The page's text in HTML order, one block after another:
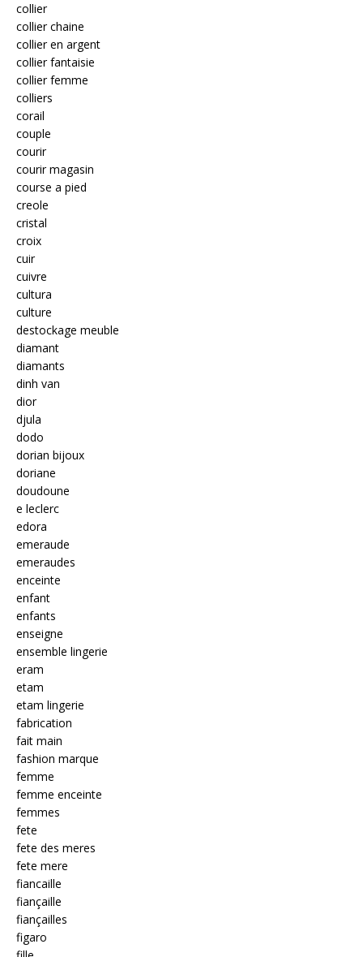
collier
collier chaine
collier en argent
collier fantaisie
collier femme
colliers
corail
couple
courir
courir magasin
course a pied
creole
cristal
croix
cuir
cuivre
cultura
culture
destockage meuble
diamant
diamants
dinh van
dior
djula
dodo
dorian bijoux
doriane
doudoune
e leclerc
edora
emeraude
emeraudes
enceinte
enfant
enfants
enseigne
ensemble lingerie
eram
etam
etam lingerie
fabrication
fait main
fashion marque
femme
femme enceinte
femmes
fete
fete des meres
fete mere
fiancaille
fiançaille
fiançailles
figaro